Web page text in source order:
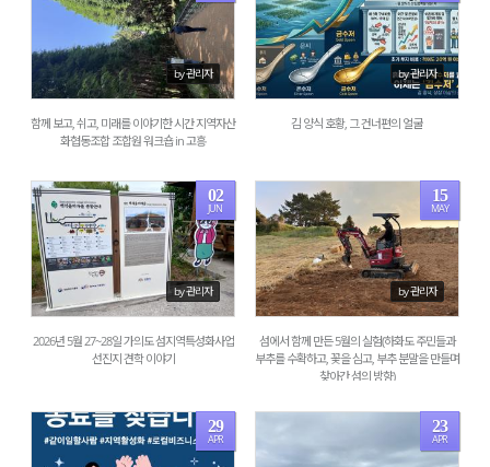
by 관리자
202
함께 보고, 쉬고, 미래를 이야기한 시간 지역자산
화협동조합 조합원 워크숍 in 고흥
by 관리자
310
김 양식 호황, 그 건너편의 얼굴
02
JUN
by 관리자
657
2026년 5월 27~28일 가의도 섬지역특성화사업
선진지 견학 이야기
15
MAY
by 관리자
857
섬에서 함께 만든 5월의 실험(하화도 주민들과
부추를 수확하고, 꽃을 심고, 부추 분말을 만들며
찾아간 섬의 방향)
29
APR
23
APR